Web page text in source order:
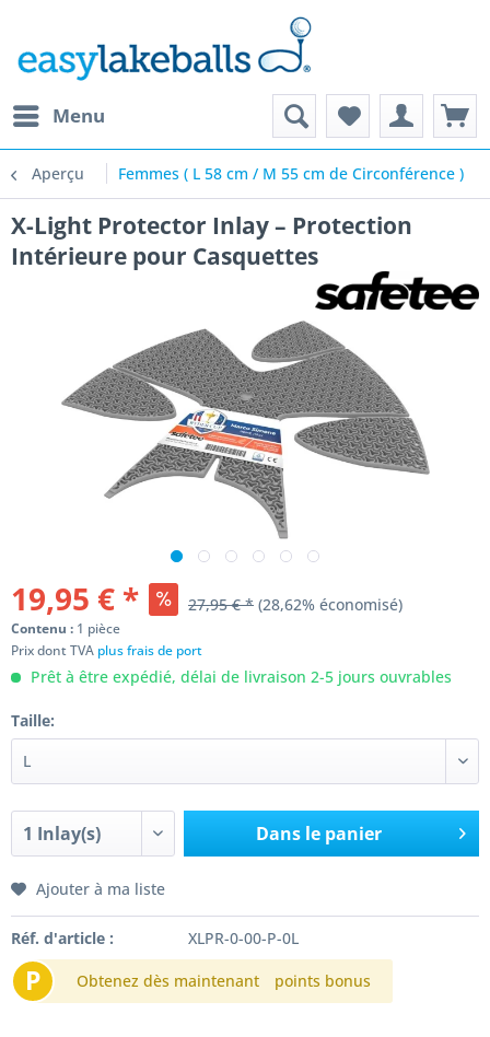
Menu
Aperçu Femmes ( L 58 cm / M 55 cm de Circonférence )
X-Light Protector Inlay – Protection
Intérieure pour Casquettes
19,95 € * 27,95 € * (28,62% économisé)
Contenu : 1 pièce
Prix dont TVA plus frais de port
Prêt à être expédié, délai de livraison 2-5 jours ouvrables
Taille:
Dans le panier
Ajouter à ma liste
Réf. d'article : XLPR-0-00-P-0L
P Obtenez dès maintenant points bonus